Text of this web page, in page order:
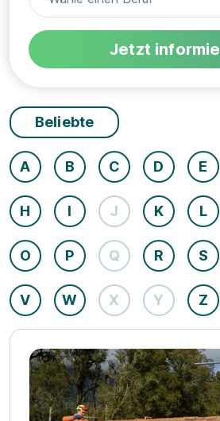
Jetzt
Beliebte
A B C D E
H I J K L
O P Q R S
V W X Y Z